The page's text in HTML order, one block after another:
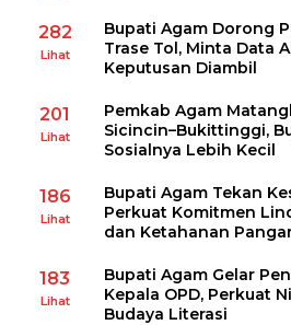
282
Lihat
Bupati Agam Dorong
Trase Tol, Minta Data
Keputusan Diambil
201
Lihat
Pemkab Agam
Sicincin–Bukittinggi,
Sosialnya Lebih Kecil
186
Lihat
Bupati Agam Tekan
Perkuat Komitmen
dan Ketahanan
183
Lihat
Bupati Agam Gelar
Kepala OPD, Perkuat
Budaya Literasi